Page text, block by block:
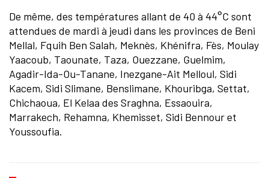
De même, des températures allant de 40 à 44°C sont
attendues de mardi à jeudi dans les provinces de Beni
Mellal, Fquih Ben Salah, Meknès, Khénifra, Fès, Moulay
Yaacoub, Taounate, Taza, Ouezzane, Guelmim,
Agadir-Ida-Ou-Tanane, Inezgane-Ait Melloul, Sidi
Kacem, Sidi Slimane, Benslimane, Khouribga, Settat,
Chichaoua, El Kelaa des Sraghna, Essaouira,
Marrakech, Rehamna, Khemisset, Sidi Bennour et
Youssoufia.